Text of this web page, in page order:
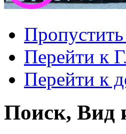
Перейти к
Перейти к
Поиск, Вид